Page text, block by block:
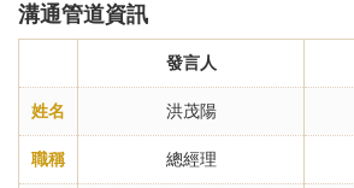
溝通管道資訊
發言人
姓名 洪茂陽
職稱 總經理